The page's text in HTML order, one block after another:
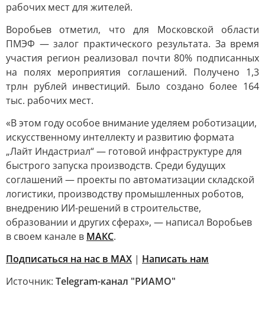
рабочих мест для жителей.
Воробьев отметил, что для Московской области
ПМЭФ — залог практического результата. За время
участия регион реализовал почти 80% подписанных
на полях мероприятия соглашений. Получено 1,3
трлн рублей инвестиций. Было создано более 164
тыс. рабочих мест.
«В этом году особое внимание уделяем роботизации,
искусственному интеллекту и развитию формата
„Лайт Индастриал“ — готовой инфраструктуре для
быстрого запуска производств. Среди будущих
соглашений — проекты по автоматизации складской
логистики, производству промышленных роботов,
внедрению ИИ-решений в строительстве,
образовании и других сферах», — написал Воробьев
в своем канале в МАКС.
Подписаться на нас в MAX | Написать нам
Источник: Telegram-канал "РИАМО"